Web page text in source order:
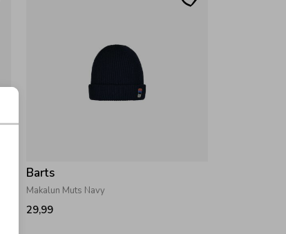
Barts
Makalun Muts Navy
29,99